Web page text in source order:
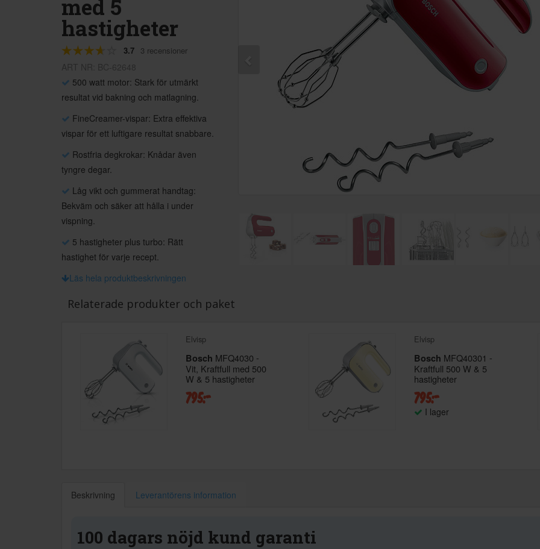
med 5
hastigheter
3.7 3 recensioner
500 watt motor: Stark för utmärkt
resultat vid bakning och matlagning.
FineCreamer-vispar: Extra effektiva
vispar för ett luftigare resultat snabbare.
Rostfria degkrokar: Knådar även
tyngre degar.
Låg vikt och gummerat handtag:
Bekväm och säker att hålla i under
vispning.
5 hastigheter plus turbo: Rätt
hastighet för varje recept.
Läs hela produktbeskrivningen
Relaterade produkter och paket
Elvisp
Bosch MFQ4030 -
Vit, Kraftfull med 500
W & 5 hastigheter
795:-
Elvisp
Bosch MFQ40301 -
Kraftfull 500 W & 5
hastigheter
795:-
I lager
Beskrivning Leverantörens information
100 dagars nöjd kund garanti